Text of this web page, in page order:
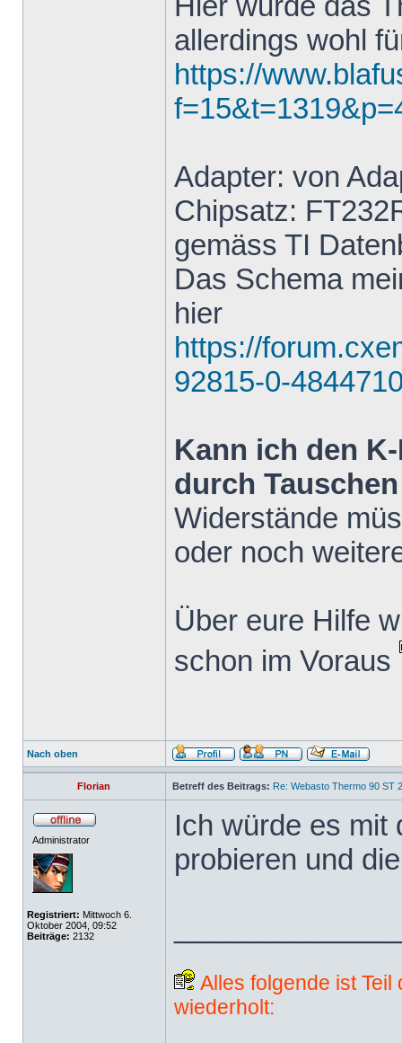
allerdings wohl
https://
Adapter: von
Chipsatz:
gemäss TI
Das Schema
hier
https://
92815-0-
Kann ich den
durch
Widerstände
oder noch
Über eure Hilfe
schon im Voraus
Nach oben
Florian Betreff des Beitrags: Re: Webasto Thermo 90 ST
Administrator
Registriert: Mittwoch 6.
Oktober 2004, 09:52
Beiträge: 2132
Ich würde es mit
probieren und
Alles folgende ist
wiederholt: